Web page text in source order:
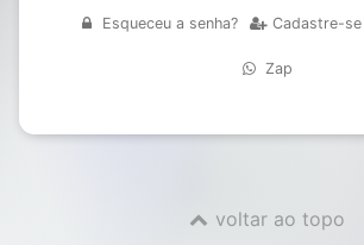
Esqueceu a senha? Cadastre-se
Zap
voltar ao topo